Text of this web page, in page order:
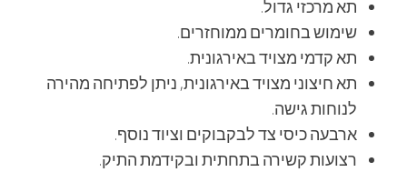
תא מרכזי גדול.
שימוש בחומרים ממוחזרים.
תא קדמי מצויד באירגונית.
תא חיצוני מצויד באירגונית, ניתן לפתיחה מהירה
לנוחות גישה.
ארבעה כיסי צד לבקבוקים וציוד נוסף.
רצועות קשירה בתחתית ובקידמת התיק.